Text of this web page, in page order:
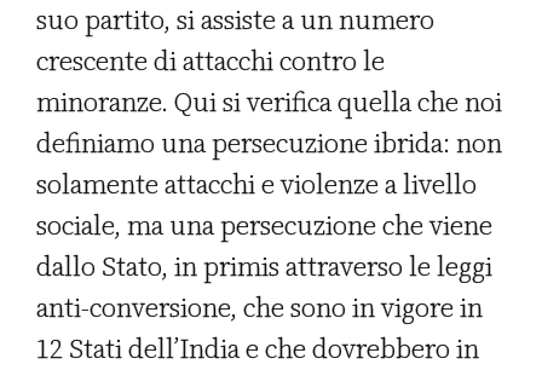
suo partito, si assiste a un numero
crescente di attacchi contro le
minoranze. Qui si verifica quella che noi
definiamo una persecuzione ibrida: non
solamente attacchi e violenze a livello
sociale, ma una persecuzione che viene
dallo Stato, in primis attraverso le leggi
anti-conversione, che sono in vigore in
12 Stati dell’India e che dovrebbero in